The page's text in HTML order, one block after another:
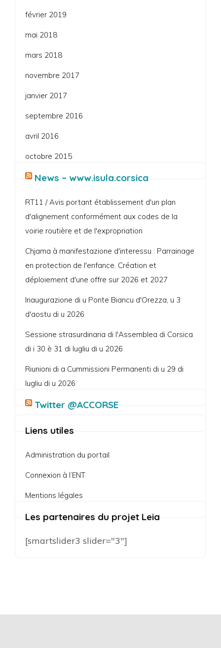
février 2019
mai 2018
mars 2018
novembre 2017
janvier 2017
septembre 2016
avril 2016
octobre 2015
News – www.isula.corsica
RT11 / Avis portant établissement d'un plan
d'alignement conformément aux codes de la
voirie routière et de l'expropriation
Chjama à manifestazione d'interessu : Parrainage
en protection de l'enfance. Création et
déploiement d'une offre sur 2026 et 2027
Inaugurazione di u Ponte Biancu d'Orezza, u 3
d'aostu di u 2026
Sessione strasurdinaria di l'Assemblea di Corsica
di i 30 è 31 di lugliu di u 2026
Riunioni di a Cummissioni Permanenti di u 29 di
lugliu di u 2026
Twitter @ACCORSE
Liens utiles
Administration du portail
Connexion à l’ENT
Mentions légales
Les partenaires du projet Leia
[smartslider3 slider="3"]